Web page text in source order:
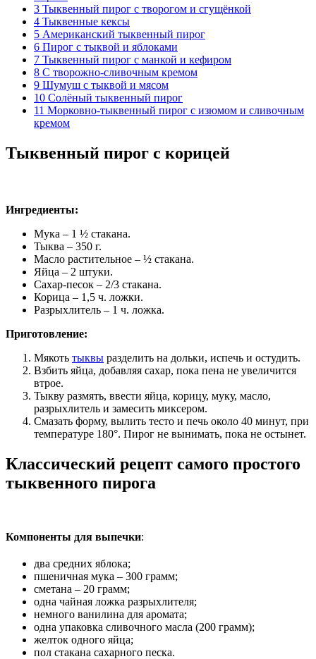
3 Тыквенный пирог с творогом и сгущёнкой
4 Тыквенные кексы
5 Американский тыквенный пирог
6 Пирог с тыквой и яблоками
7 Тыквенный пирог с манкой и кефиром
8 С творожно‑сливочным кремом
9 Шумуш с тыквой и мясом
10 Солёный тыквенный пирог
11 Морковно‑тыквенный пирог с изюмом и сливочным
кремом
Тыквенный пирог с корицей
Ингредиенты:
Мука – 1 ½ стакана.
Тыква – 350 г.
Масло растительное – ½ стакана.
Яйца – 2 штуки.
Сахар-песок – 2/3 стакана.
Корица – 1,5 ч. ложки.
Разрыхлитель – 1 ч. ложка.
Приготовление:
Мякоть тыквы разделить на дольки, испечь и остудить.
Взбить яйца, добавляя сахар, пока пена не увеличится
втрое.
Тыкву размять, ввести яйца, корицу, муку, масло,
разрыхлитель и замесить миксером.
Смазать форму, вылить тесто и печь около 40 минут, при
температуре 180°. Пирог не вынимать, пока не остынет.
Классический рецепт самого простого
тыквенного пирога
Компоненты для выпечки:
два средних яблока;
пшеничная мука – 300 грамм;
сметана – 20 грамм;
одна чайная ложка разрыхлителя;
немного ванилина для аромата;
одна упаковка сливочного масла (200 грамм);
желток одного яйца;
пол стакана сахарного песка.